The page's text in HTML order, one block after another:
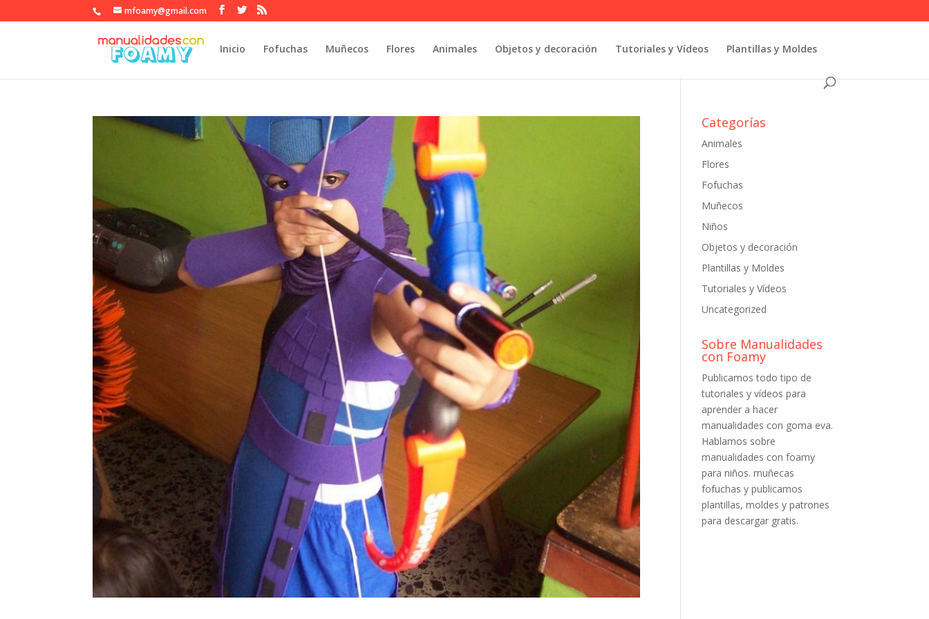
mfoamy@gmail.com
Inicio Fofuchas Muñecos Flores Animales Objetos y decoración Tutoriales y Vídeos Plantillas y Moldes
Categorías
Animales
Flores
Fofuchas
Muñecos
Niños
Objetos y decoración
Plantillas y Moldes
Tutoriales y Vídeos
Uncategorized
Sobre Manualidades
con Foamy
Publicamos todo tipo de
tutoriales y vídeos para
aprender a hacer
manualidades con goma eva.
Hablamos sobre
manualidades con foamy
para niños. muñecas
fofuchas y publicamos
plantillas, moldes y patrones
para descargar gratis.